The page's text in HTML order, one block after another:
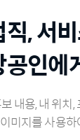
, 서
인에
내용, 내 위치
미지를 사용